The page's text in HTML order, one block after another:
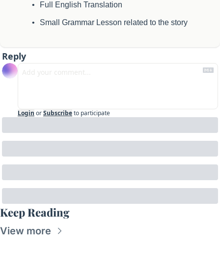
Full English Translation
Small Grammar Lesson related to the story
Reply
Login orSubscribeto participate
Keep Reading
View more